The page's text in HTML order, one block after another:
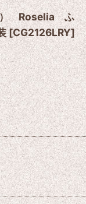
） Roselia ふ
[CG2126LRY]